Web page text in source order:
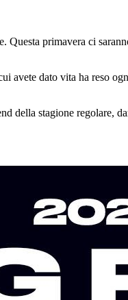
primavera ci
avete dato vita ha reso
della stagione regolare,